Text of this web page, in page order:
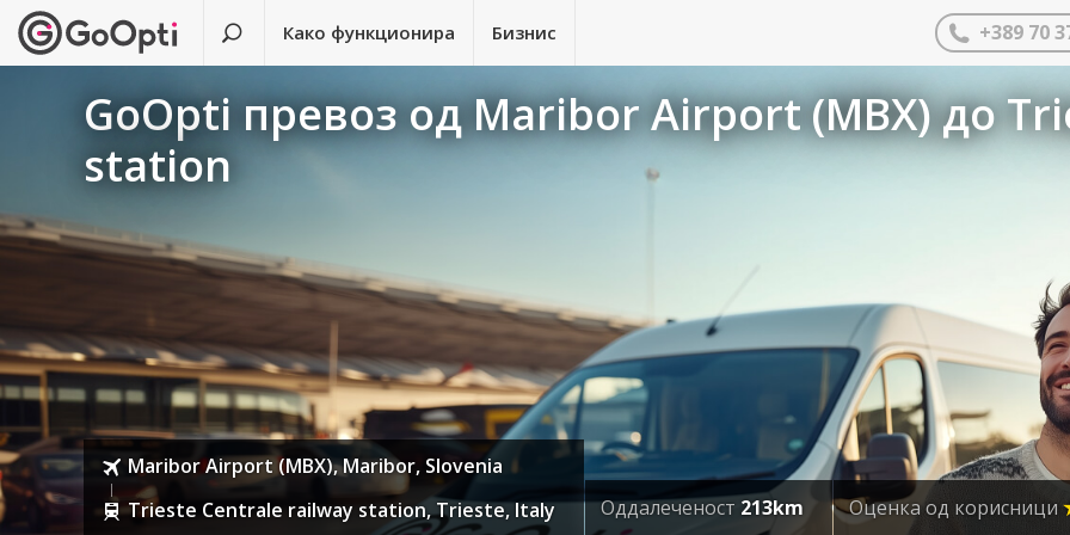
Како функционира Бизнис +389 70
GoOpti превоз од Maribor Airport (MBX) до
station
Maribor Airport (MBX), Maribor, Slovenia
Trieste Centrale railway station, Trieste, Italy
Оддалеченост 213km Оценка од корисници